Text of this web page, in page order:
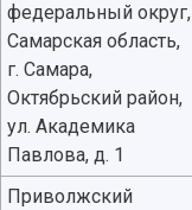
федеральный округ,
Самарская область,
г. Самара,
Октябрьский район,
ул. Академика
Павлова, д. 1
Приволжский